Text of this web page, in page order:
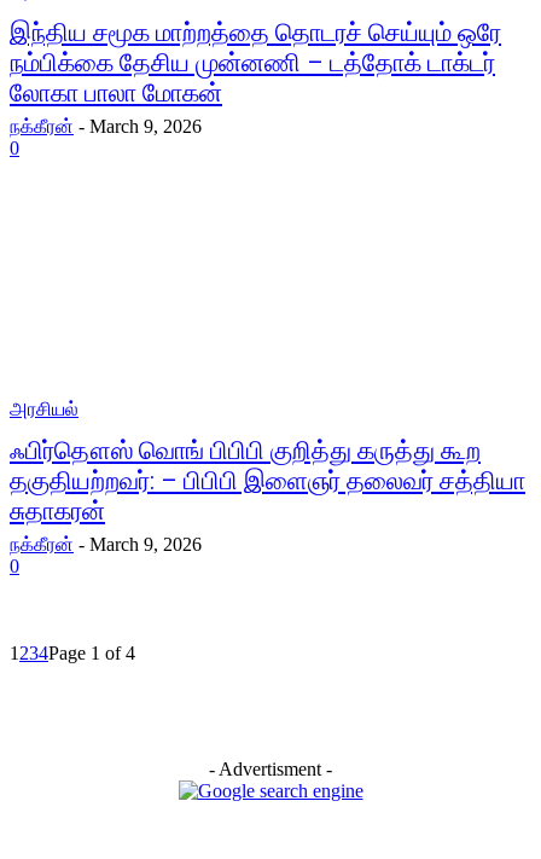
இந்திய சமூக மாற்றத்தை தொடரச் செய்யும் ஒரே
நம்பிக்கை தேசிய முன்னணி – டத்தோக் டாக்டர்
லோகா பாலா மோகன்
நக்கீரன் - March 9, 2026
0
அரசியல்
ஃபிர்தௌஸ் வொங் பிபிபி குறித்து கருத்து கூற
தகுதியற்றவர்: – பிபிபி இளைஞர் தலைவர் சத்தியா
சுதாகரன்
நக்கீரன் - March 9, 2026
0
1 234Page 1 of 4
- Advertisment -